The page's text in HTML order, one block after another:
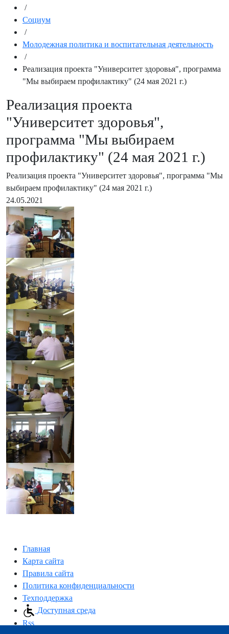
/
Социум
/
Молодежная политика и воспитательная деятельность
/
Реализация проекта "Университет здоровья", программа
"Мы выбираем профилактику" (24 мая 2021 г.)
Реализация проекта
"Университет здоровья",
программа "Мы выбираем
профилактику" (24 мая 2021 г.)
Реализация проекта "Университет здоровья", программа "Мы
выбираем профилактику" (24 мая 2021 г.)
24.05.2021
Главная
Карта сайта
Правила сайта
Политика конфиденциальности
Техподдержка
Доступная среда
Rss